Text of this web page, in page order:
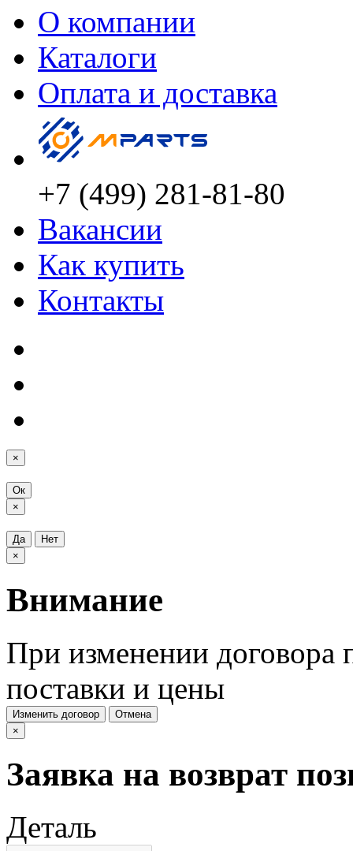
О компании
Каталоги
Оплата и доставка
+7 (499) 281-81-80
Вакансии
Как купить
Контакты
×
Ок
×
Да
Нет
×
Внимание
При изменении договора
поставки и цены
Изменить договор
Отмена
×
Заявка на возврат
Деталь